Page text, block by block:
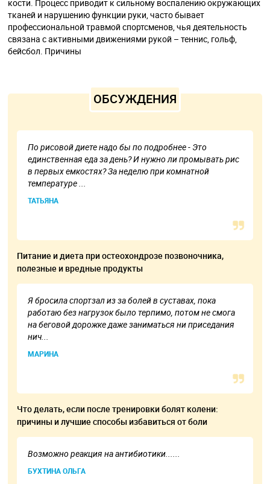
кости. Процесс приводит к сильному воспалению окружающих
тканей и нарушению функции руки, часто бывает
профессиональной травмой спортсменов, чья деятельность
связана с активными движениями рукой – теннис, гольф,
бейсбол. Причины
ОБСУЖДЕНИЯ
По рисовой диете надо бы по подробнее - Это
единственная еда за день? И нужно ли промывать рис
в первых емкостях? За неделю при комнатной
температуре ...
ТАТЬЯНА
Питание и диета при остеохондрозе позвоночника,
полезные и вредные продукты
Я бросила спортзал из за болей в суставах, пока
работаю без нагрузок было терпимо, потом не смога
на беговой дорожке даже заниматься ни приседания
нич...
МАРИНА
Что делать, если после тренировки болят колени:
причины и лучшие способы избавиться от боли
Возможно реакция на антибиотики......
БУХТИНА ОЛЬГА